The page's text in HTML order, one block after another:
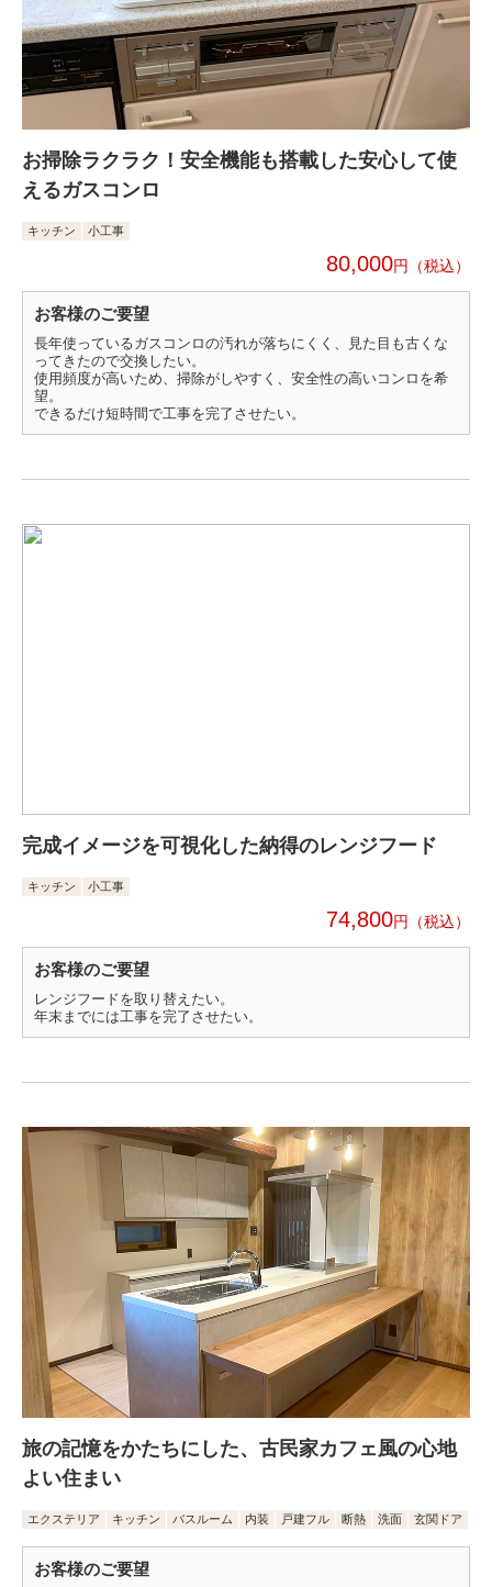
お掃除ラクラク！安全機能も搭載した安心して使
えるガスコンロ
キッチン 小工事
80,000円
お客様のご要望
長年使っているガスコンロの汚れが落ちにくく、見た目も古くな
ってきたので交換したい。
使用頻度が高いため、掃除がしやすく、安全性の高いコンロを希
望。
できるだけ短時間で工事を完了させたい。
完成イメージを可視化した納得のレンジフード
キッチン 小工事
74,800円
お客様のご要望
レンジフードを取り替えたい。
年末までには工事を完了させたい。
旅の記憶をかたちにした、古民家カフェ風の心地
よい住まい
エクステリア キッチン バスルーム 内装 戸建フル 断熱 洗面 玄関ドア
お客様のご要望